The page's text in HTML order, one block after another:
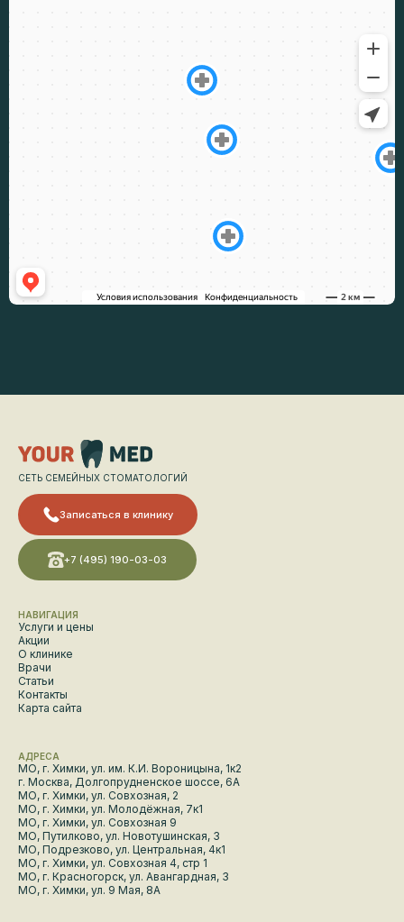
СЕТЬ СЕМЕЙНЫХ СТОМАТОЛОГИЙ
НАВИГАЦИЯ
Услуги и цены
Акции
О клинике
Врачи
Статьи
Контакты
Карта сайта
АДРЕСА
МО, г. Химки, ул. им. К.И. Вороницына, 1к2
г. Москва, Долгопрудненское шоссе, 6А
МО, г. Химки, ул. Совхозная, 2
МО, г. Химки, ул. Молодёжная, 7к1
МО, г. Химки, ул. Совхозная 9
МО, Путилково, ул. Новотушинская, 3
МО, Подрезково, ул. Центральная, 4к1
МО, г. Химки, ул. Совхозная 4, стр 1
МО, г. Красногорск, ул. Авангардная, 3
МО, г. Химки, ул. 9 Мая, 8А
+7 (495) 190-03-03
Записаться в клинику